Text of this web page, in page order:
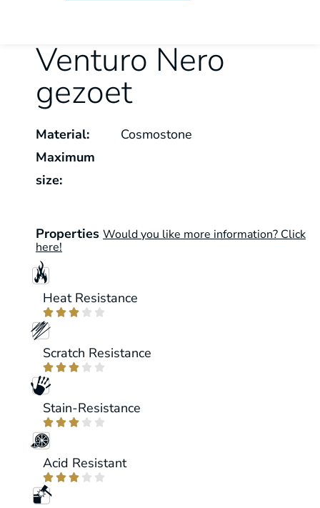
Venturo Nero
gezoet
Material:
Cosmostone
Maximum
size:
Properties Would you like more information? Click
here!
Heat Resistance
    
Scratch Resistance
    
Stain-Resistance
    
Acid Resistant
    